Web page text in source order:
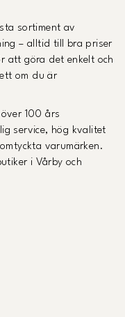
sortiment av
– alltid till bra priser
att göra det enkelt och
om du är
100 års
service, hög kvalitet
varumärken.
i Vårby och